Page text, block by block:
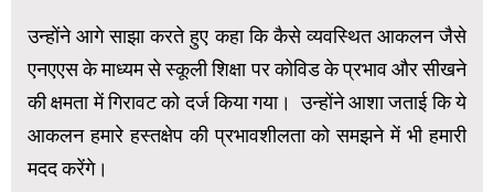
उन्होंने आगे साझा करते हुए कहा कि कैसे व्यवस्थित आकलन जैसे
एनएएस के माध्यम से स्कूली शिक्षा पर कोविड के प्रभाव और सीखने
की क्षमता में गिरावट को दर्ज किया गया। उन्होंने आशा जताई कि ये
आकलन हमारे हस्तक्षेप की प्रभावशीलता को समझने में भी हमारी
मदद करेंगे।